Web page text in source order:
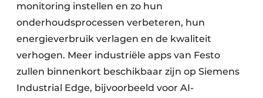
monitoring instellen en zo hun
onderhoudsprocessen verbeteren, hun
energieverbruik verlagen en de kwaliteit
verhogen. Meer industriële apps van Festo
zullen binnenkort beschikbaar zijn op Siemens
Industrial Edge, bijvoorbeeld voor AI-